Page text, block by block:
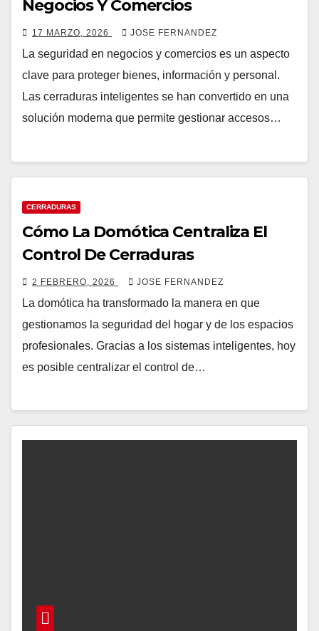
Negocios Y Comercios
17 MARZO, 2026 JOSE FERNANDEZ
La seguridad en negocios y comercios es un aspecto
clave para proteger bienes, información y personal.
Las cerraduras inteligentes se han convertido en una
solución moderna que permite gestionar accesos…
CERRADURAS
Cómo La Domótica Centraliza El
Control De Cerraduras
2 FEBRERO, 2026 JOSE FERNANDEZ
La domótica ha transformado la manera en que
gestionamos la seguridad del hogar y de los espacios
profesionales. Gracias a los sistemas inteligentes, hoy
es posible centralizar el control de…